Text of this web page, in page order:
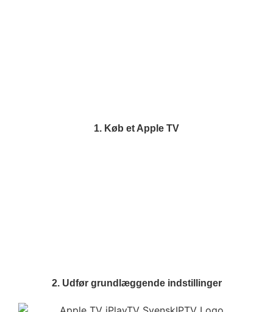
1. Køb et Apple TV
2. Udfør grundlæggende indstillinger